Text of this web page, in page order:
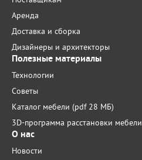
Аренда
Доставка и сборка
Дизайнеры и архитекторы
Полезные материалы
Технологии
Советы
Каталог мебели (pdf 28 МБ)
3D-программа расстановки мебели
О нас
Новости